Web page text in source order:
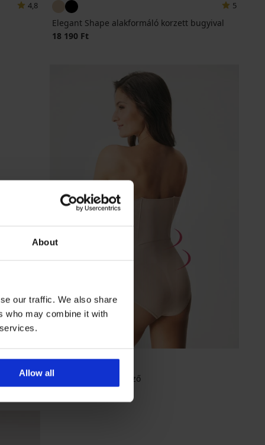
About
our traffic. We also share
who may combine it with
Allow all
4,8 5
Elegant Shape alakformáló korzett bugyival
18 190 Ft
Ester alakformáló fűző